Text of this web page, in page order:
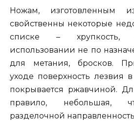
Ножам, изготовленным
свойственны некоторые
списке – хрупкость,
использовании не по
для метания, бросков.
уходе поверхность лезвия
покрывается ржавчиной.
правило, небольшая,
разделочной